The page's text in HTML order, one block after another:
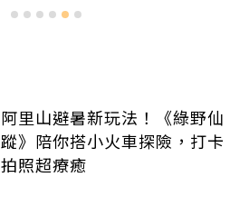
阿里山避暑新玩法！《綠野仙
蹤》陪你搭小火車探險，打卡
拍照超療癒